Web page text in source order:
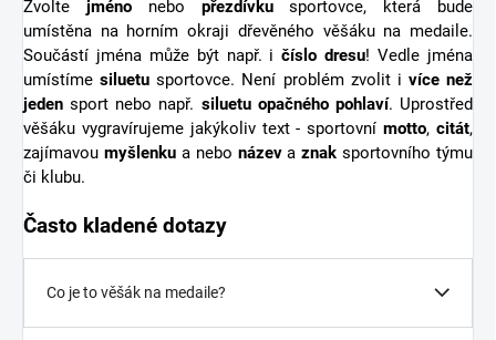
Zvolte jménonebo přezdívkusportovce, která bude
umístěna na horním okraji dřevěného věšáku na medaile.
Součástí jména může být např. ičíslo dresu! Vedle jména
umístímesiluetu sportovce. Není problém zvolit i více než
jeden sport nebo např. siluetu opačného pohlaví. Uprostřed
věšáku vygravírujeme jakýkoliv text - sportovnímotto,citát,
zajímavou myšlenkua nebo názevaznak sportovního týmu
či klubu.
Často kladené dotazy
Co je to věšák na medaile?